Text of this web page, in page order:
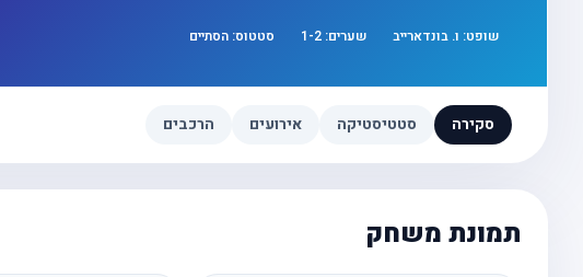
שופט: ו. בונדארייב שערים: 1-2 סטטוס: הסתיים
סקירה סטטיסטיקה אירועים הרכבים
תמונת משחק